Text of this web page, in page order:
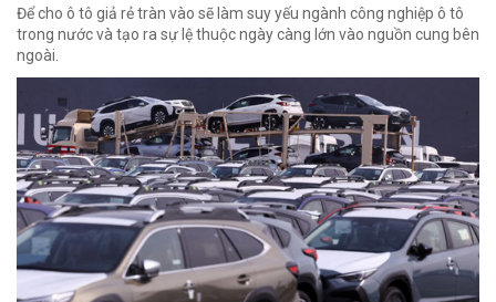
Để cho ô tô giả rẻ tràn vào sẽ làm suy yếu ngành công nghiệp ô tô
trong nước và tạo ra sự lệ thuộc ngày càng lớn vào nguồn cung bên
ngoài.